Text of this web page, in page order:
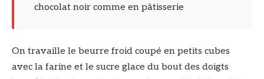
chocolat noir comme en pâtisserie
On travaille le beurre froid coupé en petits cubes
avec la farine et le sucre glace du bout des doigts